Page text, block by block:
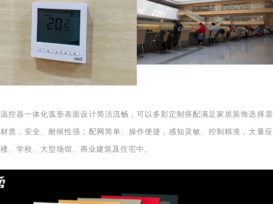
控器一体化弧形表面设计简洁流畅，可以 多彩定制搭配满足家居装饰选择需
质，安全、耐候性强 ； 配网简单、操作便捷，感知灵敏、控制精准，大量应
、学校、大型场馆、商业建筑及住宅中。